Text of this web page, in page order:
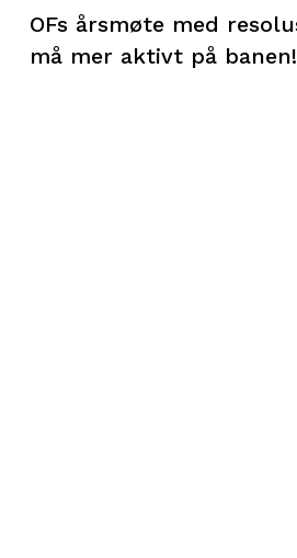
OFs årsmøte med
må mer aktivt på banen!